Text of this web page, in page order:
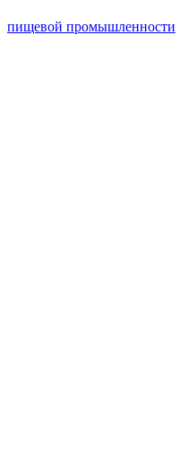
пищевой промышленности